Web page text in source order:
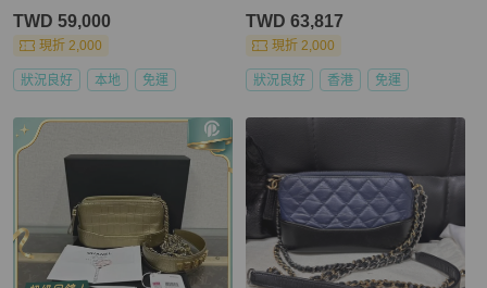
TWD 59,000
現折 2,000
狀況良好 本地 免運
TWD 63,817
現折 2,000
狀況良好 香港 免運